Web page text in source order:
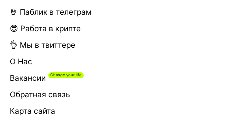
🤘 Паблик в телеграм
😎 Работа в крипте
👌 Мы в твиттере
О Нас
Вакансии
Обратная связь
Карта сайта